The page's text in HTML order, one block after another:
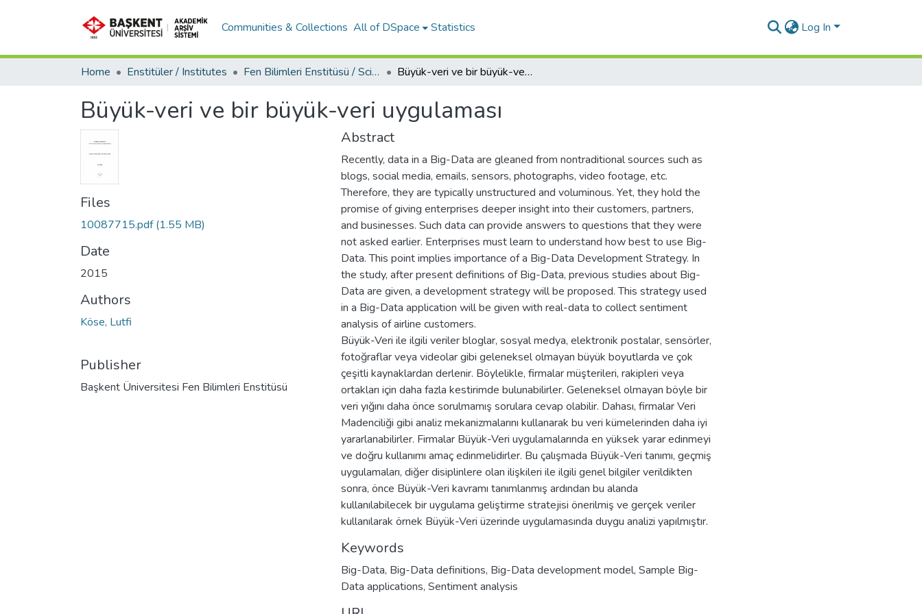
Communities & Collections All of DSpace Statistics Log In
Home Enstitüler / Institutes Fen Bilimleri Enstitüsü / Science Institute Büyük-veri ve bir büyük-veri uygulaması
Büyük-veri ve bir büyük-veri uygulaması
Files
10087715.pdf(1.55 MB)
Date
2015
Authors
Köse, Lutfi
Publisher
Başkent Üniversitesi Fen Bilimleri Enstitüsü
Abstract
Recently, data in a Big-Data are gleaned from nontraditional sources such as
blogs, social media, emails, sensors, photographs, video footage, etc.
Therefore, they are typically unstructured and voluminous. Yet, they hold the
promise of giving enterprises deeper insight into their customers, partners,
and businesses. Such data can provide answers to questions that they were
not asked earlier. Enterprises must learn to understand how best to use Big-
Data. This point implies importance of a Big-Data Development Strategy. In
the study, after present definitions of Big-Data, previous studies about Big-
Data are given, a development strategy will be proposed. This strategy used
in a Big-Data application will be given with real-data to collect sentiment
analysis of airline customers.
Büyük-Veri ile ilgili veriler bloglar, sosyal medya, elektronik postalar, sensörler,
fotoğraflar veya videolar gibi geleneksel olmayan büyük boyutlarda ve çok
çeşitli kaynaklardan derlenir. Böylelikle, firmalar müşterileri, rakipleri veya
ortakları için daha fazla kestirimde bulunabilirler. Geleneksel olmayan böyle bir
veri yığını daha önce sorulmamış sorulara cevap olabilir. Dahası, firmalar Veri
Madenciliği gibi analiz mekanizmalarını kullanarak bu veri kümelerinden daha iyi
yararlanabilirler. Firmalar Büyük-Veri uygulamalarında en yüksek yarar edinmeyi
ve doğru kullanımı amaç edinmelidirler. Bu çalışmada Büyük-Veri tanımı, geçmiş
uygulamaları, diğer disiplinlere olan ilişkileri ile ilgili genel bilgiler verildikten
sonra, önce Büyük-Veri kavramı tanımlanmış ardından bu alanda
kullanılabilecek bir uygulama geliştirme stratejisi önerilmiş ve gerçek veriler
kullanılarak örnek Büyük-Veri üzerinde uygulamasında duygu analizi yapılmıştır.
Keywords
Big-Data, Big-Data definitions, Big-Data development model, Sample Big-
Data applications, Sentiment analysis